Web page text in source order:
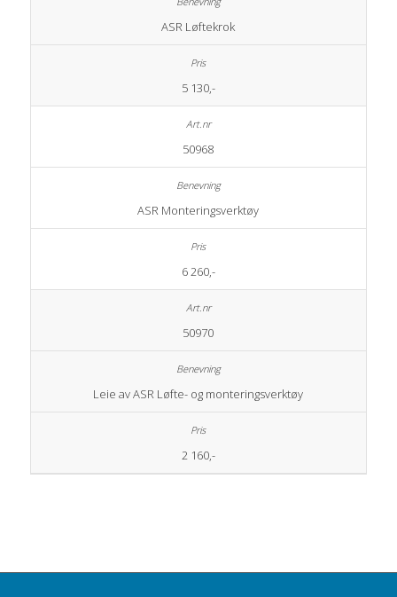
ASR Løftekrok
5 130,-
50968
ASR Monteringsverktøy
6 260,-
50970
Leie av ASR Løfte- og monteringsverktøy
2 160,-